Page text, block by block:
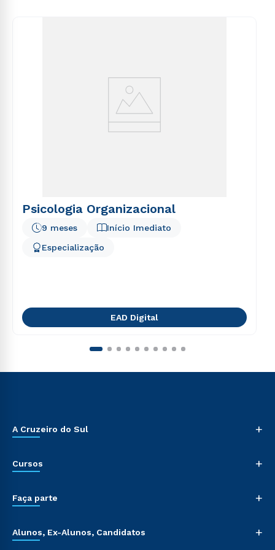
Psicologia Organizacional
Início Imediato
9 meses
Especialização
EAD Digital
A Cruzeiro do Sul +
Cursos +
Faça parte +
Alunos, Ex-Alunos, Candidatos +